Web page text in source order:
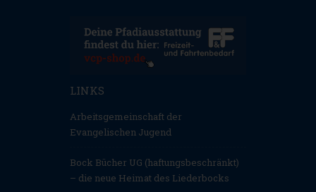
LINKS
Arbeitsgemeinschaft der
Evangelischen Jugend
Bock Bücher UG (haftungsbeschränkt)
– die neue Heimat des Liederbocks